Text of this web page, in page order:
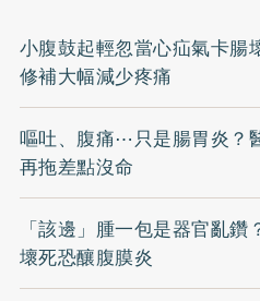
小腹鼓起輕忽當心疝氣卡腸
修補大幅減少疼痛
嘔吐、腹痛⋯只是腸胃炎？
再拖差點沒命
「該邊」腫一包是器官亂
壞死恐釀腹膜炎